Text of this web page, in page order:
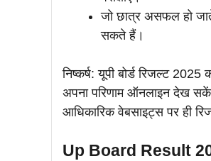
जो छात्र असफल हो
सकते हैं।
निष्कर्ष: यूपी बोर्ड रिजल्ट
अपना परिणाम ऑनलाइन देख
आधिकारिक वेबसाइट्स पर ही
Up Board Result